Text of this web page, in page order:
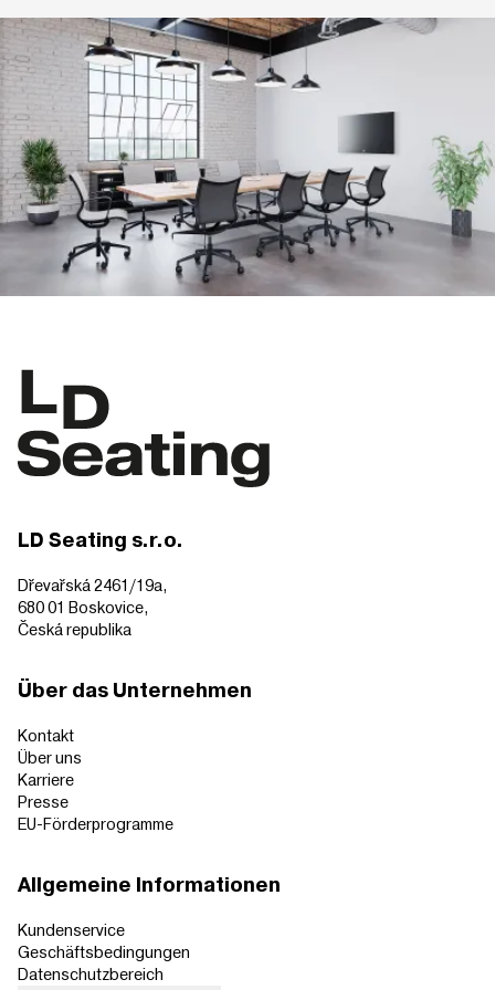
LD Seating s.r.o.
Dřevařská 2461/19a,
680 01 Boskovice,
Česká republika
Über das Unternehmen
Kontakt
Über uns
Karriere
Presse
EU-Förderprogramme
Allgemeine Informationen
Kundenservice
Geschäftsbedingungen
Datenschutzbereich